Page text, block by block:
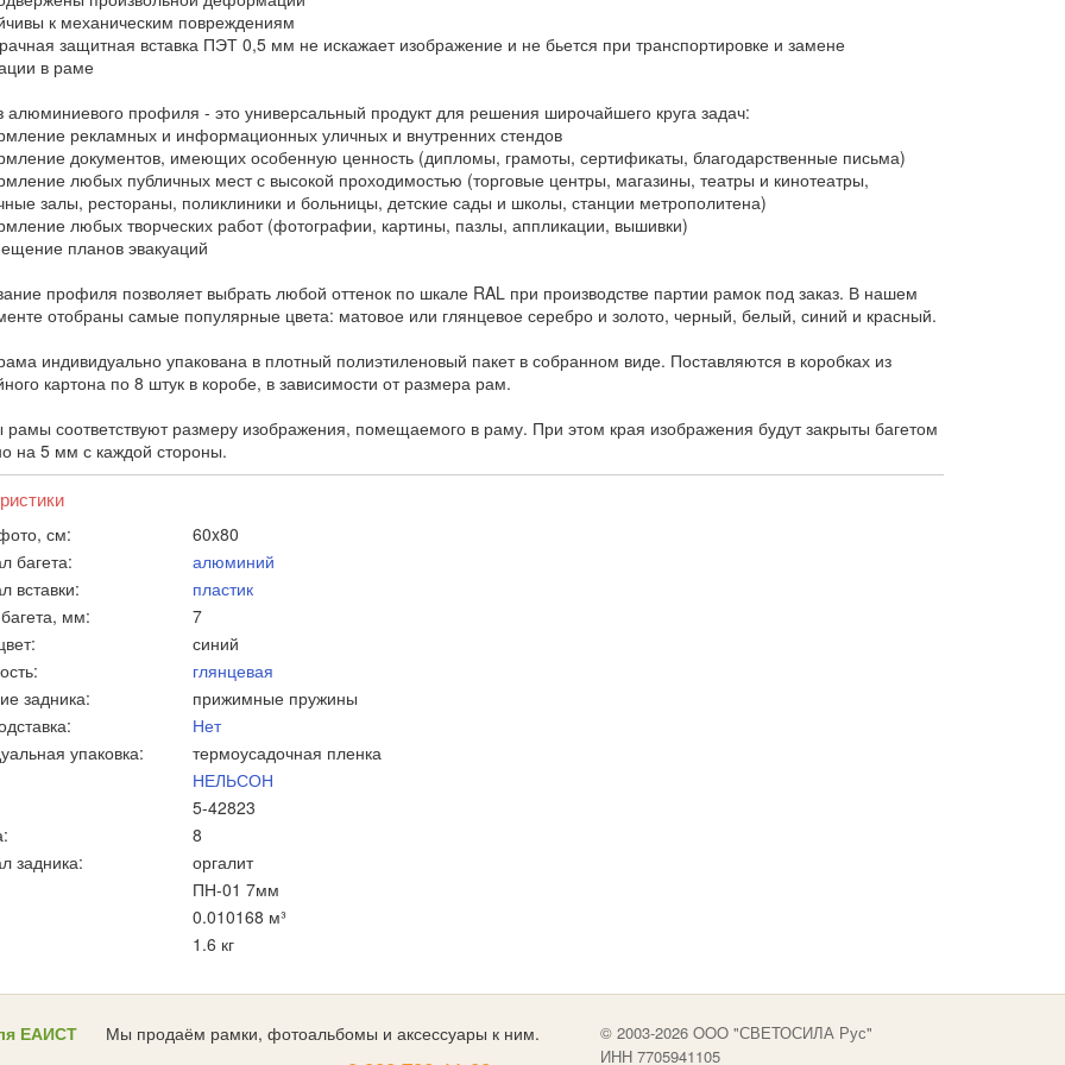
к механическим повреждениям
защитная вставка ПЭТ 0,5 мм не искажает изображение и не бьется при транспортировке и замене
в раме
алюминиевого профиля - это универсальный продукт для решения широчайшего круга задач:
рекламных и информационных уличных и внутренних стендов
документов, имеющих особенную ценность (дипломы, грамоты, сертификаты, благодарственные письма)
любых публичных мест с высокой проходимостью (торговые центры, магазины, театры и кинотеатры,
залы, рестораны, поликлиники и больницы, детские сады и школы, станции метрополитена)
любых творческих работ (фотографии, картины, пазлы, аппликации, вышивки)
планов эвакуаций
профиля позволяет выбрать любой оттенок по шкале RAL при производстве партии рамок под заказ. В нашем
отобраны самые популярные цвета: матовое или глянцевое серебро и золото, черный, белый, синий и красный.
индивидуально упакована в плотный полиэтиленовый пакет в собранном виде. Поставляются в коробках из
картона по 8 штук в коробе, в зависимости от размера рам.
соответствуют размеру изображения, помещаемого в раму. При этом края изображения будут закрыты багетом
на 5 мм с каждой стороны.
см:
60x80
багета:
алюминий
вставки:
пластик
мм:
7
синий
глянцевая
задника:
прижимные пружины
Нет
упаковка:
термоусадочная пленка
НЕЛЬСОН
5-42823
8
задника:
оргалит
ПН-01 7мм
0.010168 м³
1.6 кг
ЕАИСТ
Мы продаём рамки, фотоальбомы и аксессуары к ним.
© 2003-2026 OOO "СВЕТОСИЛА Рус"
ИНН 7705941105